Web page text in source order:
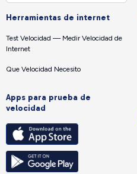
Herramientas de internet
Test Velocidad — Medir Velocidad de
Internet
Que Velocidad Necesito
Apps para prueba de
velocidad